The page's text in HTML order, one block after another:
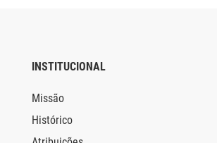
INSTITUCIONAL
Missão
Histórico